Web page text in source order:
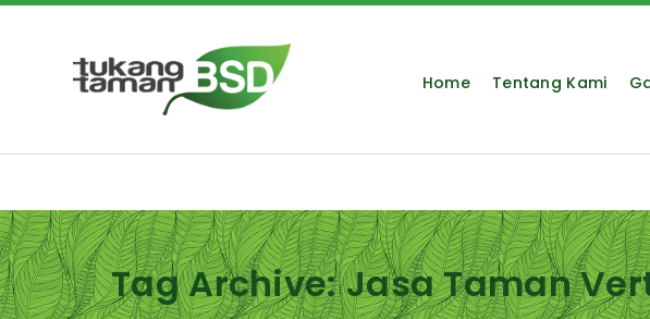
Home Tentang Kami
Tag Archive: Jasa Taman